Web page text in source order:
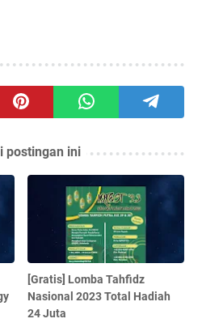
postingan ini
[Gratis] Lomba Tahfidz
Nasional 2023 Total Hadiah
24 Juta